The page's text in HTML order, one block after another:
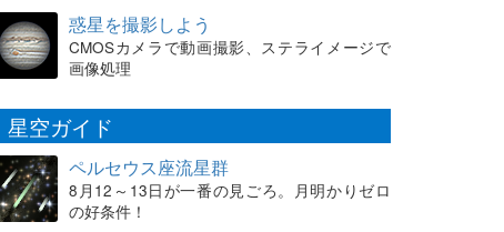
惑星を撮影しよう
CMOSカメラで動画撮影、ステライメージで
画像処理
星空ガイド
ペルセウス座流星群
8月12～13日が一番の見ごろ。月明かりゼロ
の好条件！